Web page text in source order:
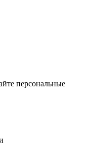
персональные